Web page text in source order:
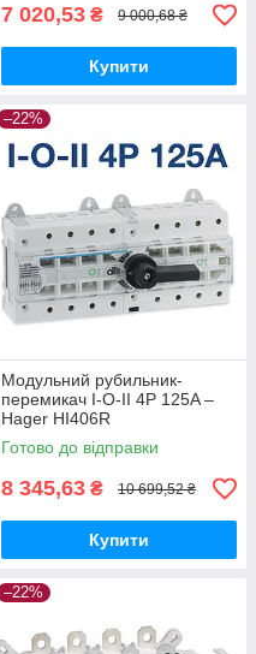
7 020,53 ₴ 9 000,68 ₴
Купити
–22%
Модульний рубильник-
перемикач I-O-II 4P 125A –
Hager HI406R
Готово до відправки
8 345,63 ₴ 10 699,52 ₴
Купити
–22%